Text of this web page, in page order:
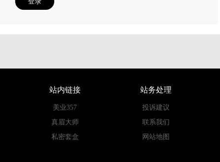
站内链接
美业357
真眉大师
私密套盒
站务处理
投诉建议
联系我们
网站地图